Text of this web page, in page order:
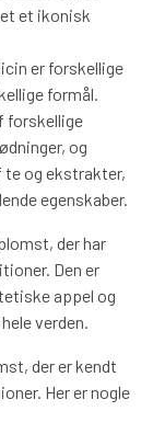
et ikonisk
er forskellige
formål.
forskellige
og
te og ekstrakter,
egenskaber.
der har
Den er
appel og
verden.
der er kendt
Her er nogle